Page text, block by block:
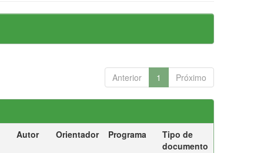
Anterior 1 Próximo
Autor Orientador Programa
Tipo de
documento